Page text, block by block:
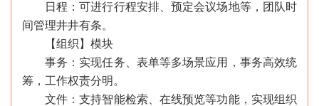
日程：可进行行程安排、预定会议场地等，团队时
间管理井井有条。
【组织】模块
事务：实现任务、表单等多场景应用，事务高效统
筹，工作权责分明。
文件：支持智能检索、在线预览等功能，实现组织